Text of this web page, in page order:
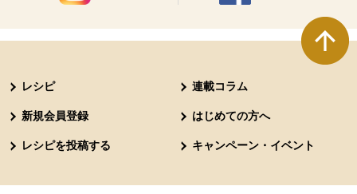
レシピ 連載コラム
新規会員登録 はじめての方へ
レシピを投稿する キャンペーン・イベント